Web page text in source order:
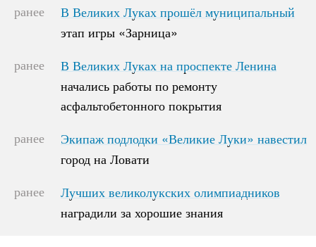
ранее
В Великих Луках прошёл муниципальный
этап игры «Зарница»
В Великих Луках прошёл муниципальный
этап игры «Зарница»
ранее
В Великих Луках на проспекте Ленина
начались работы по ремонту
асфальтобетонного покрытия
В Великих Луках на проспекте Ленина
начались работы по ремонту
асфальтобетонного покрытия
ранее
Экипаж подлодки «Великие Луки» навестил
город на Ловати
Экипаж подлодки «Великие Луки» навестил
город на Ловати
ранее
Лучших великолукских олимпиадников
наградили за хорошие знания
Лучших великолукских олимпиадников
наградили за хорошие знания